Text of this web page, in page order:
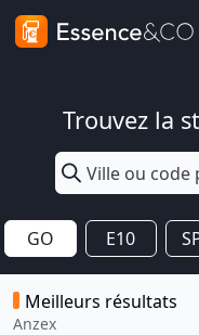
Trouvez la
GO E10
Meilleurs résultats
Anzex